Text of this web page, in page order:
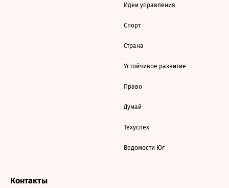
Идеи управления
Спорт
Страна
Устойчивое развитие
Право
Думай
Техуспех
Ведомости Юг
Контакты